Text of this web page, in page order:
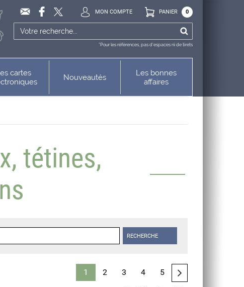
MON COMPTE 0
PANIER
*Pour les références, pas d’espaces ni de tirets
cartes
Nouveautés
Les bonnes
affaires
tétines,
RECHERCHE
1 2 3 4 5